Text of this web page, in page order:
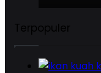
Terpopuler